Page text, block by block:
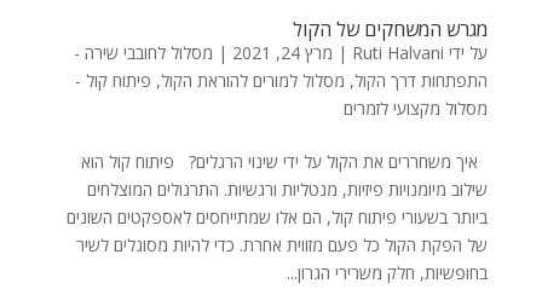
מגרש המשחקים של הקול
על ידי Ruti Halvani
| מרץ 24, 2021 | מסלול לחובבי שירה -
התפתחות דרך הקול, מסלול למורים להוראת הקול, פיתוח קול -
מסלול מקצועי לזמרים
איך משחררים את הקול על ידי שינוי הרגלים? פיתוח קול הוא
שילוב מיומנויות פיזיות, מנטליות ורגשיות. התרגולים המוצלחים
ביותר בשעורי פיתוח קול, הם אלו שמתייחסים לאספקטים השונים
של הפקת הקול כל פעם מזווית אחרת. כדי להיות מסוגלים לשיר
בחופשיות, חלק משרירי הגרון...